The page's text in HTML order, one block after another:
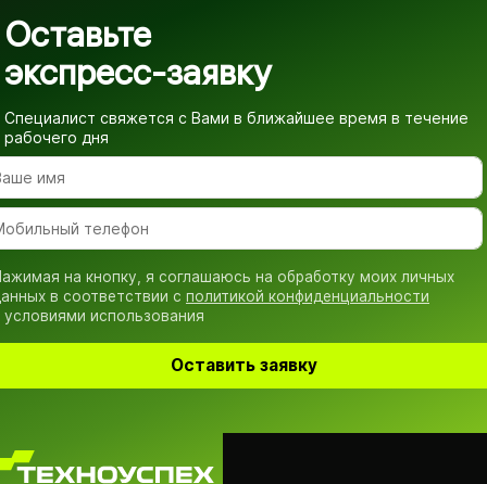
Оставьте
экспресс-заявку
Специалист свяжется с Вами в ближайшее время в течение
рабочего дня
на кнопку, я соглашаюсь на обработку моих личных
в соответствии с политикой конфиденциальности
условиями использования
Оставить заявку